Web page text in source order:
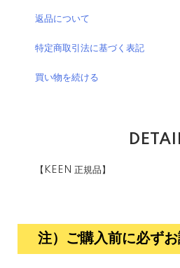
返品について
特定商取引法に基づく表記
買い物を続ける
【KEEN 正規品】
注）ご購入前に必ずお